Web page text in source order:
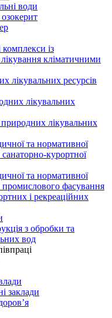
води
озокерит
із
кліматичними
лікувальних ресурсів
лікувальних
лікувальних
та нормативної
курортної
та нормативної
промислового фасування
і рекреаційних
з обробки та
вод
заклади